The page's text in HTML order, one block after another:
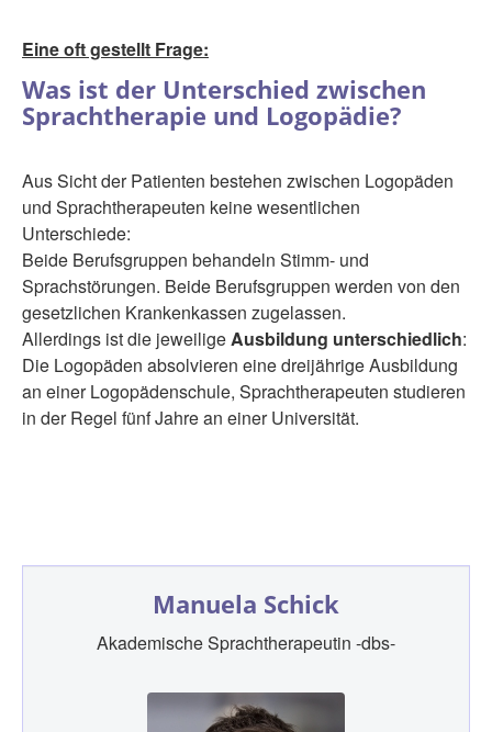
Eine oft gestellt Frage:
Was ist der Unterschied zwischen
Sprachtherapie und Logopädie?
Aus Sicht der Patienten bestehen zwischen Logopäden
und Sprachtherapeuten keine wesentlichen
Unterschiede:
Beide Berufsgruppen behandeln Stimm- und
Sprachstörungen. Beide Berufsgruppen werden von den
gesetzlichen Krankenkassen zugelassen.
Allerdings ist die jeweiligeAusbildung unterschiedlich:
Die Logopäden absolvieren eine dreijährige Ausbildung
an einer Logopädenschule, Sprachtherapeuten studieren
in der Regel fünf Jahre an einer Universität.
Manuela Schick
Akademische Sprachtherapeutin -dbs-